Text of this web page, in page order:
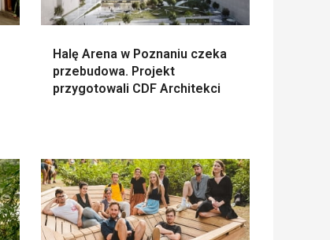
Halę Arena w Poznaniu czeka
przebudowa. Projekt
przygotowali CDF Architekci